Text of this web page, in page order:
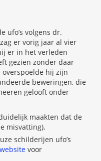
ufo’s volgens dr.
er vorig jaar al vier
er in het verleden
gezien zonder daar
hij zijn
beweringen, die
gelooft onder
maakten dat de
misvatting),
schilderijen ufo’s
voor